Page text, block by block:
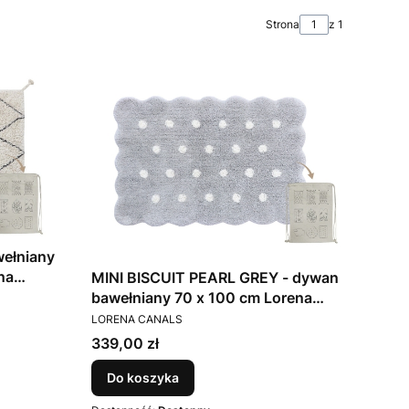
Strona z 1
MINI BISCUIT PEARL GREY - dywan
bawełniany 70 x 100 cm Lorena
Canals
PRODUCENT
LORENA CANALS
Cena
339,00 zł
Do koszyka